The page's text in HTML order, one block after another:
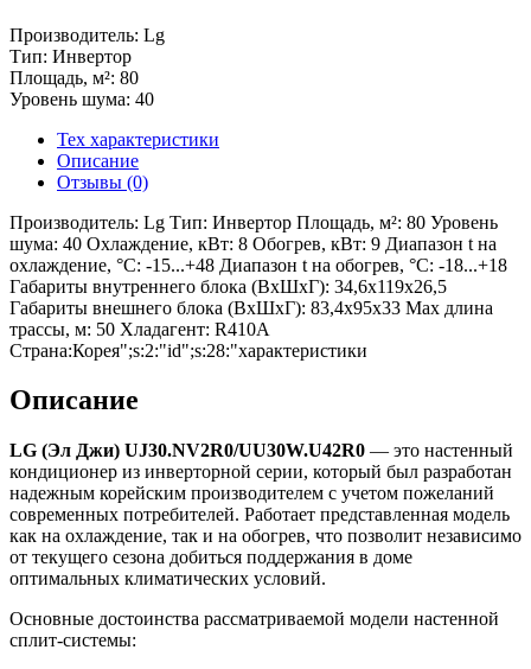
Производитель: Lg
Тип: Инвертор
Площадь, м²: 80
Уровень шума: 40
Тех характеристики
Описание
Отзывы (0)
Производитель: Lg Тип: Инвертор Площадь, м²: 80 Уровень
шума: 40 Охлаждение, кВт: 8 Обогрев, кВт: 9 Диапазон t на
охлаждение, °С: -15...+48 Диапазон t на обогрев, °С: -18...+18
Габариты внутреннего блока (ВхШхГ): 34,6x119x26,5
Габариты внешнего блока (ВхШхГ): 83,4х95х33 Max длина
трассы, м: 50 Хладагент: R410A
Страна:Корея";s:2:"id";s:28:"характеристики
Описание
LG (Эл Джи) UJ30.NV2R0/UU30W.U42R0 — это настенный
кондиционер из инверторной серии, который был разработан
надежным корейским производителем с учетом пожеланий
современных потребителей. Работает представленная модель
как на охлаждение, так и на обогрев, что позволит независимо
от текущего сезона добиться поддержания в доме
оптимальных климатических условий.
Основные достоинства рассматриваемой модели настенной
сплит-системы: